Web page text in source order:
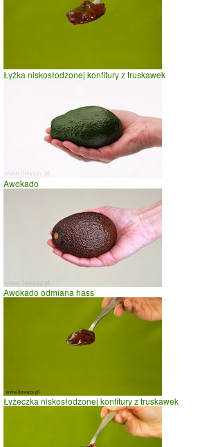
wadze70kg -zobacz dla swojej wagi
jazda na rowerze
szybki taniec,trucht
spacer
prowadzenie samochodu
Łyżka niskosłodzonej konfitury z truskawek
Awokado
Awokado odmiana hass
Łyżeczka niskosłodzonej konfitury z truskawek